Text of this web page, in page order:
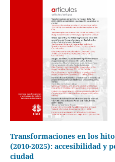
Transformaciones en los
(2010-2025): accesibilidad y
ciudad